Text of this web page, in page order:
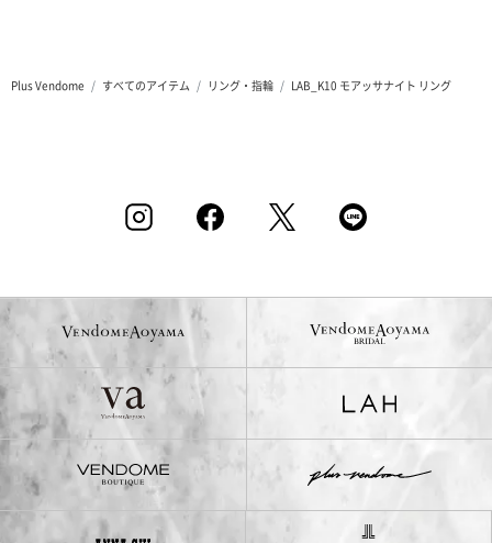
Plus Vendome すべてのアイテム リング・指輪 LAB_K10 モアッサナイト リング